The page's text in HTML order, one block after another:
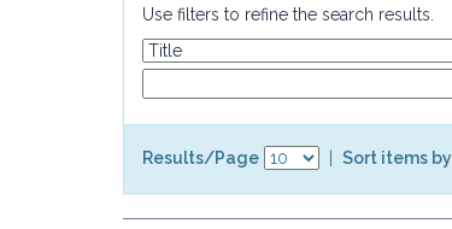
Use filters to refine the search results.
Results/Page Sort items by